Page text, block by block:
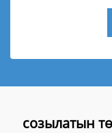
созылатын